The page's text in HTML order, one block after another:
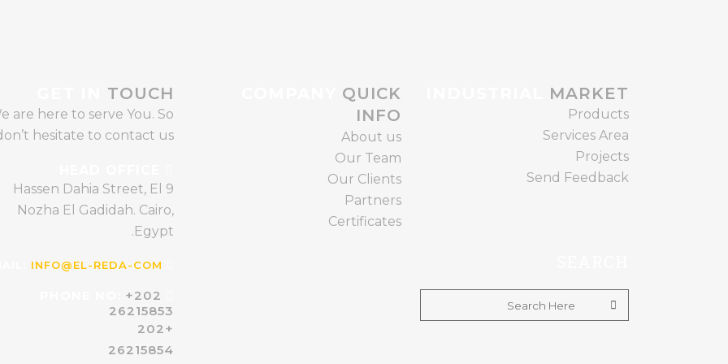
TOUCH
are here to serve You. So
hesitate to contact us.
9 Hassen Dahia Street, El
Nozha El Gadidah. Cairo,
Egypt.
INFO@EL-REDA-COM
+202
26215853
+202
26215854
QUICK
INFO
About us
Our Team
Our Clients
Partners
Certificates
MARKET
Products
Services Area
Projects
Send Feedback